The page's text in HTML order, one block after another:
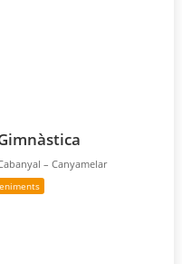
– Canyamelar